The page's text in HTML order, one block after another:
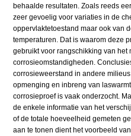
behaalde resultaten. Zoals reeds
zeer gevoelig voor variaties in de
oppervlaktetoestand maar ook van
temperaturen. Dat is waarom deze
gebruikt voor rangschikking van
corrosieomstandigheden.
corrosieweerstand in andere
opmenging en inbreng van
corrosieproef is vaak onderzocht.
de enkele informatie van het
of de totale hoeveelheid gemeten
aan te tonen dient het voorbeeld